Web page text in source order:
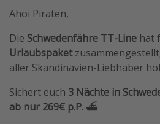
Ahoi Piraten,
Die Schwedenfähre TT-Line hat
Urlaubspaket
aller Skandinavien-Liebhaber
Sichert euch 3 Nächte in
ab nur 269€ p.P. ⛴️